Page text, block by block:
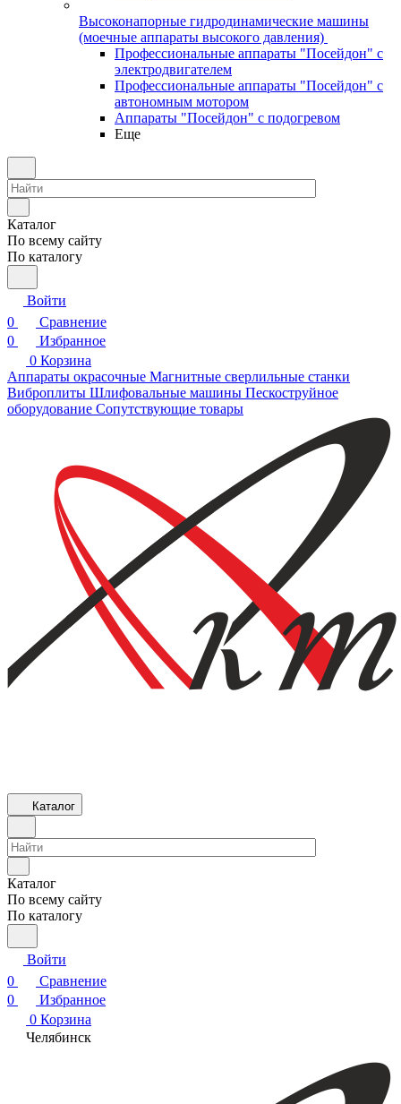
Высоконапорные гидродинамические машины
(моечные аппараты высокого давления)
Профессиональные аппараты "Посейдон" с
электродвигателем
Профессиональные аппараты "Посейдон" с
автономным мотором
Аппараты "Посейдон" с подогревом
Еще
Каталог
По всему сайту
По каталогу
Войти
0
Сравнение
0
Избранное
0 Корзина
Аппараты окрасочные Магнитные сверлильные станки
Виброплиты Шлифовальные машины Пескоструйное
оборудование Сопутствующие товары
Каталог
Каталог
По всему сайту
По каталогу
Войти
0
Сравнение
0
Избранное
0 Корзина
Челябинск